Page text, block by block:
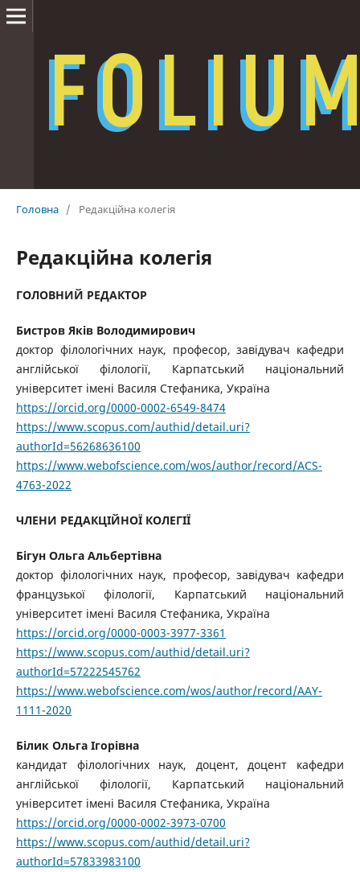
Головна / Редакційна колегія
Редакційна колегія
ГОЛОВНИЙ РЕДАКТОР
Бистров Яків Володимирович
доктор філологічних наук, професор, завідувач кафедри
англійської філології, Карпатський національний
університет імені Василя Стефаника, Україна
https://orcid.org/0000-0002-6549-8474
https://www.scopus.com/authid/detail.uri?
authorId=56268636100
https://www.webofscience.com/wos/author/record/ACS-
4763-2022
ЧЛЕНИ РЕДАКЦІЙНОЇ КОЛЕГІЇ
Бігун Ольга Альбертівна
доктор філологічних наук, професор, завідувач кафедри
французької філології, Карпатський національний
університет імені Василя Стефаника, Україна
https://orcid.org/0000-0003-3977-3361
https://www.scopus.com/authid/detail.uri?
authorId=57222545762
https://www.webofscience.com/wos/author/record/AAY-
1111-2020
Білик Ольга Ігорівна
кандидат філологічних наук, доцент, доцент кафедри
англійської філології, Карпатський національний
університет імені Василя Стефаника, Україна
https://orcid.org/0000-0002-3973-0700
https://www.scopus.com/authid/detail.uri?
authorId=57833983100